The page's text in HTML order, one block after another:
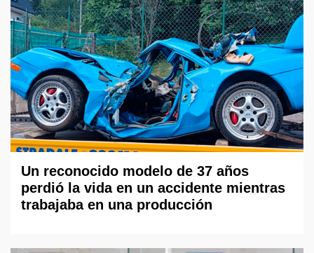
Un reconocido modelo de 37 años
perdió la vida en un accidente mientras
trabajaba en una producción